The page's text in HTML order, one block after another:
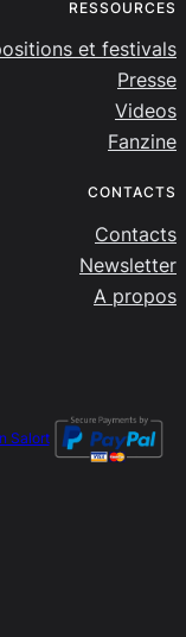
RESSOURCES
et festivals
Presse
Videos
Fanzine
CONTACTS
Contacts
Newsletter
A propos
Salort